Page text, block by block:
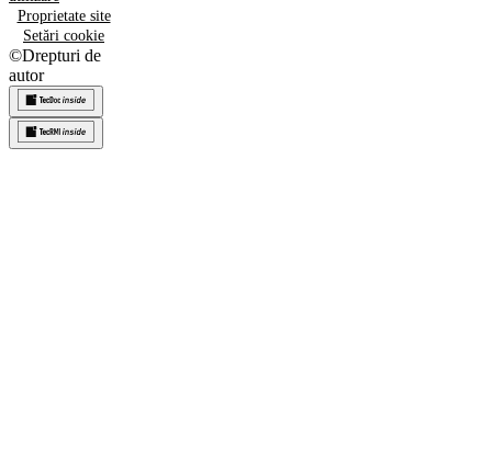
Proprietate site
Setări cookie
©Drepturi de
autor